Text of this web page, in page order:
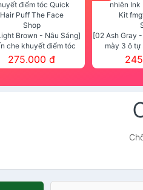
Brown - Nâu Sáng]
che khuyết điểm tóc
Hair Puff The Face Shop
275.000 đ
[02 Ash Gray
mày 3 ô tự
Powder Kit